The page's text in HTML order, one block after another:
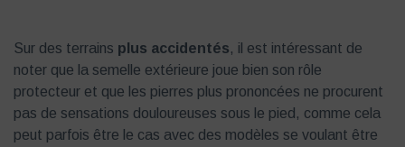
Sur des terrains plus accidentés, il est intéressant de
noter que la semelle extérieure joue bien son rôle
protecteur et que les pierres plus prononcées ne procurent
pas de sensations douloureuses sous le pied, comme cela
peut parfois être le cas avec des modèles se voulant être